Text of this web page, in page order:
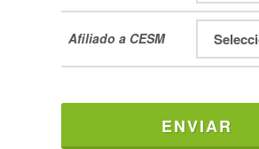
Afiliado a CESM
ENVIAR